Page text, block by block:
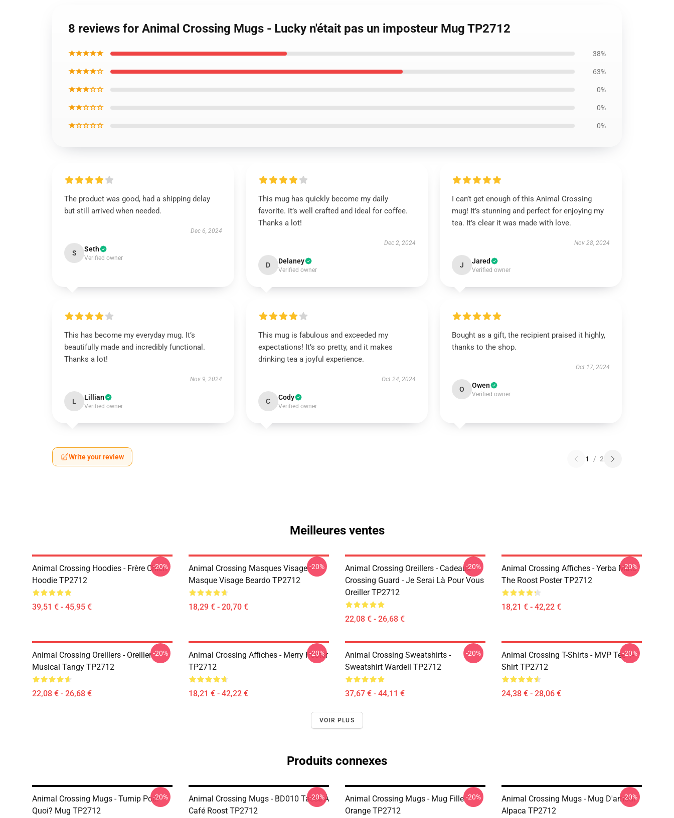
8 reviews for Animal Crossing Mugs - Lucky n'était pas un imposteur Mug TP2712
★★★★★ 38%
★★★★☆ 63%
★★★☆☆ 0%
★★☆☆☆ 0%
★☆☆☆☆ 0%
The product was good, had a shipping delay
but still arrived when needed.
Dec 6, 2024
S Seth
Verified owner
This mug has quickly become my daily
favorite. It’s well crafted and ideal for coffee.
Thanks a lot!
Dec 2, 2024
D Delaney
Verified owner
I can’t get enough of this Animal Crossing
mug! It’s stunning and perfect for enjoying my
tea. It’s clear it was made with love.
Nov 28, 2024
J Jared
Verified owner
This has become my everyday mug. It’s
beautifully made and incredibly functional.
Thanks a lot!
Nov 9, 2024
L Lillian
Verified owner
This mug is fabulous and exceeded my
expectations! It’s so pretty, and it makes
drinking tea a joyful experience.
Oct 24, 2024
C Cody
Verified owner
Bought as a gift, the recipient praised it highly,
thanks to the shop.
Oct 17, 2024
O Owen
Verified owner
Write your review 1 / 2
Meilleures ventes
Animal Crossing Hoodies - Frère Chien
Hoodie TP2712
39,51 € - 45,95 €
-20%
Animal Crossing Masques Visage -
Masque Visage Beardo TP2712
18,29 € - 20,70 €
-20%
Animal Crossing Oreillers - Cadeaux
Crossing Guard - Je Serai Là Pour Vous
Oreiller TP2712
22,08 € - 26,68 €
-20%
Animal Crossing Affiches - Yerba Mate
The Roost Poster TP2712
18,21 € - 42,22 €
-20%
Animal Crossing Oreillers - Oreiller
Musical Tangy TP2712
22,08 € - 26,68 €
-20%
Animal Crossing Affiches - Merry Poster
TP2712
18,21 € - 42,22 €
-20%
Animal Crossing Sweatshirts -
Sweatshirt Wardell TP2712
37,67 € - 44,11 €
-20%
Animal Crossing T-Shirts - MVP Tee T-
Shirt TP2712
24,38 € - 28,06 €
-20%
VOIR PLUS
Produits connexes
Animal Crossing Mugs - Turnip Pour
Quoi? Mug TP2712
-20%
Animal Crossing Mugs - BD010 Tasse À
Café Roost TP2712
-20%
Animal Crossing Mugs - Mug Fille
Orange TP2712
-20%
Animal Crossing Mugs - Mug D'amour
Alpaca TP2712
-20%